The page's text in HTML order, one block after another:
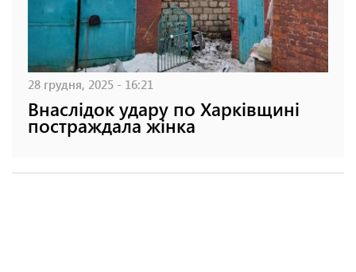
28 грудня, 2025 - 16:21
Внаслідок удару по Харківщині
постраждала жінка